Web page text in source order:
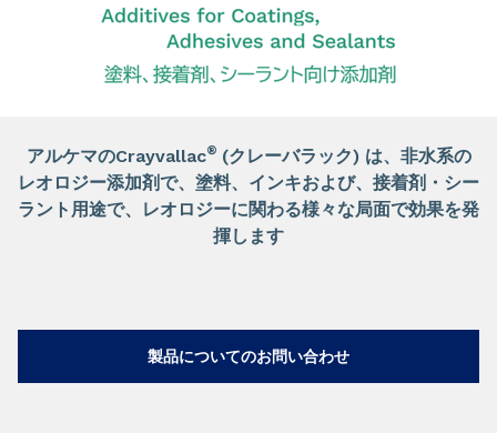
アルケマのCrayvallac® (クレーバラック) は、非水系の
レオロジー添加剤で、塗料、インキおよび、接着剤・シー
ラント用途で、レオロジーに関わる様々な局面で効果を発
揮します
製品についてのお問い合わせ